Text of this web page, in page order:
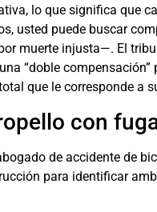
lo que significa que
usted puede buscar
muerte injusta—. El
“doble
que le corresponde a
con
de accidente de
para identificar